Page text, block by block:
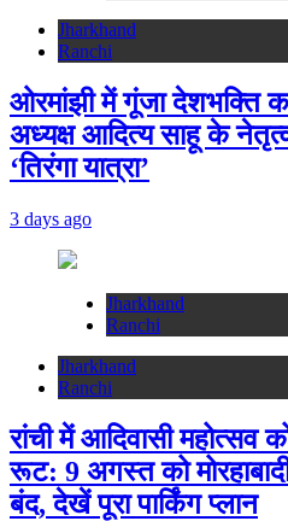
Jharkhand
Ranchi
ओरमांझी में गूंजा देशभक्ति
अध्यक्ष आदित्य साहू के
‘तिरंगा यात्रा’
3 days ago
Jharkhand
Ranchi
Jharkhand
Ranchi
रांची में आदिवासी
रूट: 9 अगस्त को
बंद, देखें पूरा पार्किंग प्लान